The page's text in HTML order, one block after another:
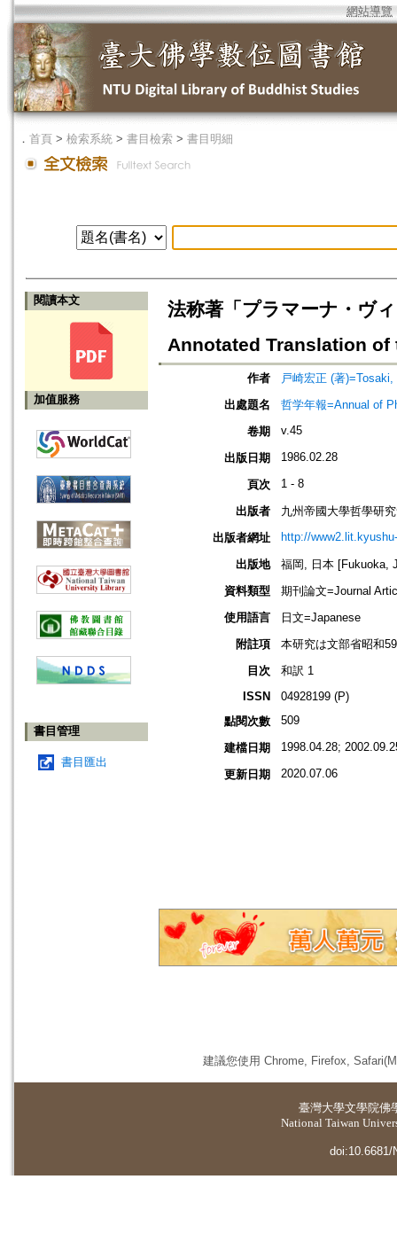
網站導覽
． 首頁 > 檢索系統 > 書目檢索 > 書目明細
閱讀本文
加值服務
書目管理
書目匯出
法称著「プラマーナ・ヴ
Annotated Translation of
作者
戸崎宏正 (著
出處題名
哲学年報=Annual of
卷期
v.45
出版日期 1986.02.28
頁次 1 - 8
出版者
九州帝國大學哲學研
出版者網址
http://
出版地
福岡, 日本 [Fukuoka,
資料類型
期刊論文=Journal
使用語言
日文=Japanese
附註項
本研究は文部省昭和
目次
和訳 1
ISSN
04928199 (P)
點閱次數
509
建檔日期 1998.04.28;
更新日期 2020.07.06
建議您使用 Chrome, Firefox,
臺灣大學文學院佛
National Taiwan
doi:10.6681/